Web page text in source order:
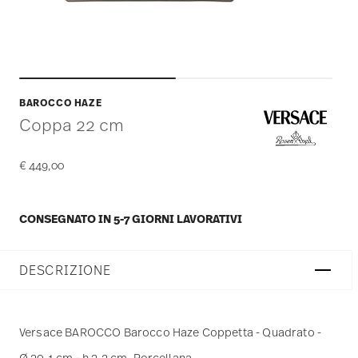
BAROCCO HAZE
Coppa 22 cm
€ 449,00
CONSEGNATO IN 5-7 GIORNI LAVORATIVI
DESCRIZIONE
Versace BAROCCO Barocco Haze Coppetta - Quadrato -